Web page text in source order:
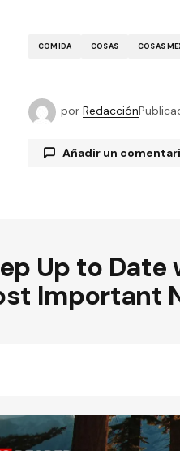
COMIDA COSAS COSAS
por Redacción
Añadir un
Comentario*
Guardar mi
y sitio web en
Up to
Important